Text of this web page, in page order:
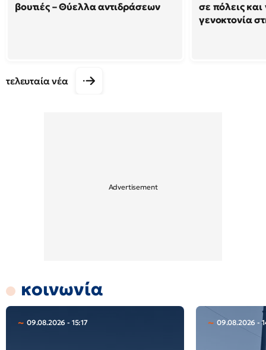
βουτιές – Θύελλα αντιδράσεων
σε πόλεις και
γενοκτονία
τελευταία νέα
κοινωνία
09.08.2026 - 15:17 09.08.2026 -